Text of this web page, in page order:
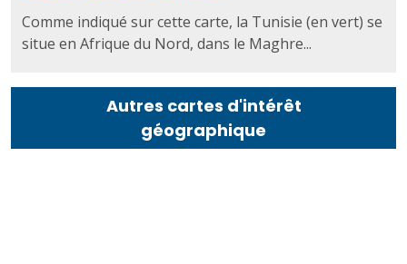
Comme indiqué sur cette carte, la Tunisie (en vert) se
situe en Afrique du Nord, dans le Maghre...
Autres cartes d'intérêt
géographique